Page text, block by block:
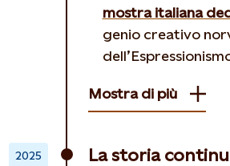
mostra italiana
genio creativo
Mostra di più
2025 La storia